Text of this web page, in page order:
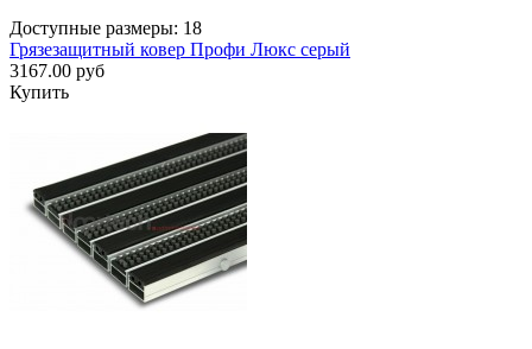
Доступные размеры: 18
Грязезащитный ковер Профи Люкс серый
3167.00 руб
Купить